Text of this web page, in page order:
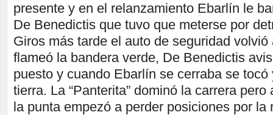
presente y en el relanzamiento Ebarlín le
De Benedictis que tuvo que meterse por
Giros más tarde el auto de seguridad
flameó la bandera verde, De Benedictis
puesto y cuando Ebarlín se cerraba se tocó
tierra. La “Panterita” dominó la carrera
la punta empezó a perder posiciones por la